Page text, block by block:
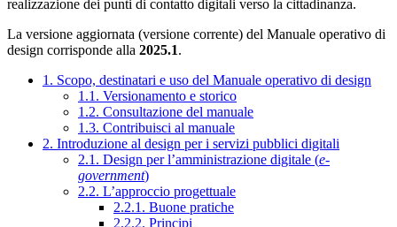
realizzazione dei punti di contatto digitali verso la cittadinanza.
La versione aggiornata (versione corrente) del Manuale operativo di
design corrisponde alla 2025.1.
1. Scopo, destinatari e uso del Manuale operativo di design
1.1. Versionamento e storico
1.2. Consultazione del manuale
1.3. Contribuisci al manuale
2. Introduzione al design per i servizi pubblici digitali
2.1. Design per l’amministrazione digitale (e-
government)
2.2. L’approccio progettuale
2.2.1. Buone pratiche
2.2.2. Principi